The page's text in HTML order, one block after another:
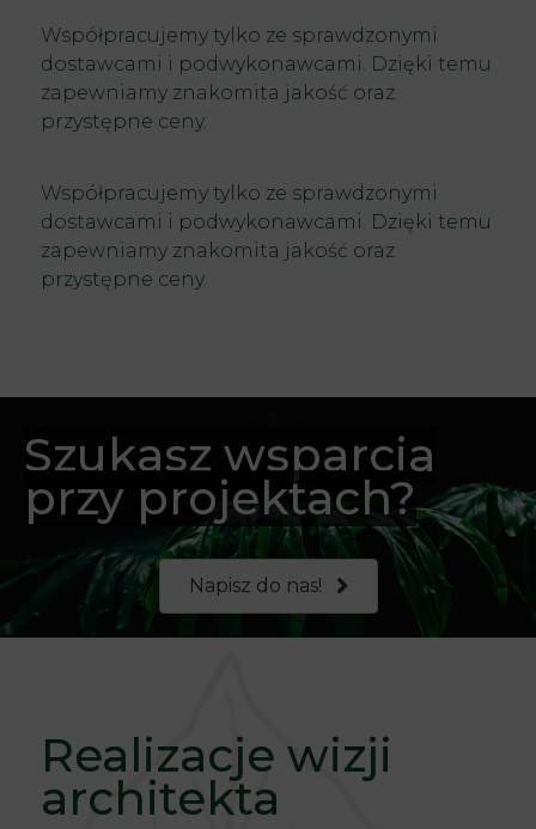
Współpracujemy tylko ze sprawdzonymi
dostawcami i podwykonawcami. Dzięki temu
zapewniamy znakomita jakość oraz
przystępne ceny.
Współpracujemy tylko ze sprawdzonymi
dostawcami i podwykonawcami. Dzięki temu
zapewniamy znakomita jakość oraz
przystępne ceny.
Szukasz wsparcia
przy projektach?
Napisz do nas!
Realizacje wizji
architekta